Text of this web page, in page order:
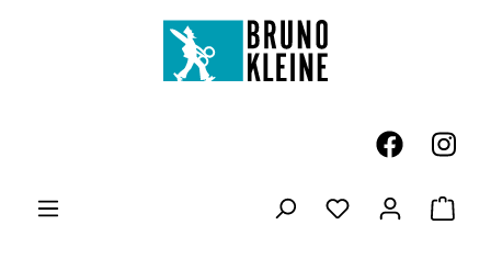
Zum Hauptinhalt springen
Du hast 0